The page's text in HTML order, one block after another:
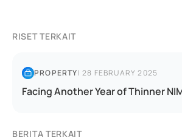
RISET TERKAIT
PROPERTY|28 FEBRUARY 2025
Facing Another Year of Thinner
BERITA TERKAIT